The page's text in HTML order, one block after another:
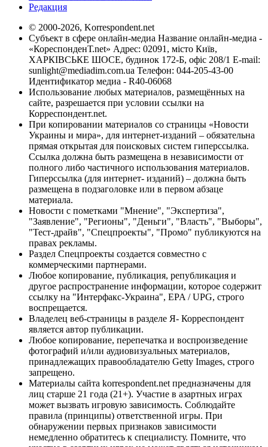
Редакция
© 2000-2026, Korrespondent.net
Субъект в сфере онлайн-медиа Название онлайн-медиа -
«КореспонденТ.net» Адрес: 02091, місто Київ,
ХАРКІВСЬКЕ ШОСЕ, будинок 172-Б, офіс 208/1 E-mail:
sunlight@mediadim.com.ua Телефон: 044-205-43-00
Идентификатор медиа - R40-06068
Использование любых материалов, размещённых на
сайте, разрешается при условии ссылки на
Корреспондент.net.
При копировании материалов со страницы «Новости
Украины и мира», для интернет-изданий – обязательна
прямая открытая для поисковых систем гиперссылка.
Ссылка должна быть размещена в независимости от
полного либо частичного использования материалов.
Гиперссылка (для интернет- изданий) – должна быть
размещена в подзаголовке или в первом абзаце
материала.
Новости с пометками "Мнение", "Экспертиза",
"Заявление", "Регионы", "Деньги", "Власть", "Выборы",
"Тест-драйв", "Спецпроекты", "Промо" публикуются на
правах рекламы.
Раздел Спецпроекты создается совместно с
коммерческими партнерами.
Любое копирование, публикация, републикация и
другое распространение информации, которое содержит
ссылку на "Интерфакс-Украина", EPA / UPG, строго
воспрещается.
Владелец веб-страницы в разделе Я- Корреспондент
является автор публикации.
Любое копирование, перепечатка и воспроизведение
фотографий и/или аудиовизуальных материалов,
принадлежащих правообладателю Getty Images, строго
запрещено.
Материалы сайта korrespondent.net предназначены для
лиц старше 21 года (21+). Участие в азартных играх
может вызвать игровую зависимость. Соблюдайте
правила (принципы) ответственной игры. При
обнаружении первых признаков зависимости
немедленно обратитесь к специалисту. Помните, что